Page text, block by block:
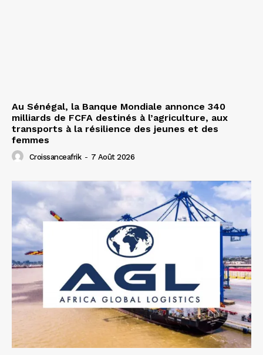
Au Sénégal, la Banque Mondiale annonce 340
milliards de FCFA destinés à l’agriculture, aux
transports à la résilience des jeunes et des
femmes
Croissanceafrik - 7 Août 2026